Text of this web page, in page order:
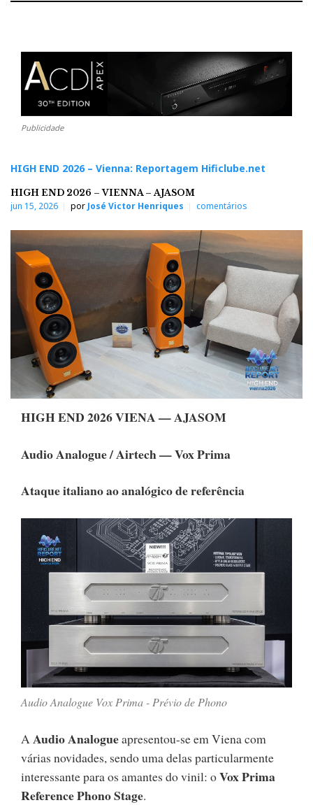
Publicidade
HIGH END 2026 – Vienna: Reportagem Hificlube.net
HIGH END 2026 – VIENNA – AJASOM
jun 15, 2026 por José Victor Henriques comentários
HIGH END 2026 VIENA — AJASOM
Audio Analogue / Airtech — Vox Prima
Ataque italiano ao analógico de referência
Audio Analogue Vox Prima - Prévio de Phono
A Audio Analogueapresentou-se em Viena com
várias novidades, sendo uma delas particularmente
interessante para os amantes do vinil: oVox Prima
Reference Phono Stage.